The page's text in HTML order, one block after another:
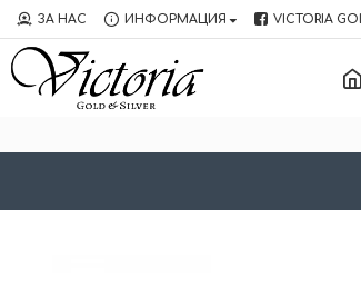
ЗА НАС ИНФОРМАЦИЯ VICTORIA